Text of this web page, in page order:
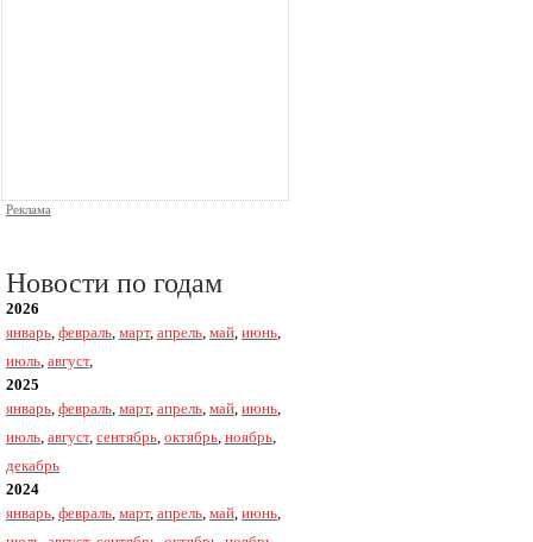
Реклама
Новости по годам
2026
январь, февраль, март, апрель, май, июнь,
июль, август,
2025
январь, февраль, март, апрель, май, июнь,
июль, август, сентябрь, октябрь, ноябрь,
декабрь
2024
январь, февраль, март, апрель, май, июнь,